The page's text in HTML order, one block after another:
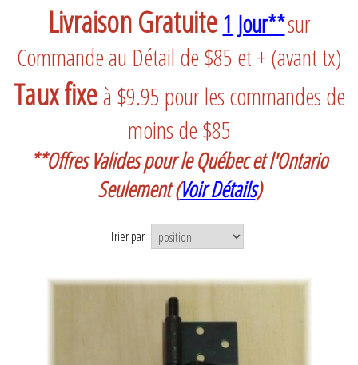
Livraison Gratuite 1 Jour**sur
Commande au Détail de $85 et + (avant tx)
Taux fixeà $9.95 pour les commandes de
moins de $85
**Offres Valides pour le Québec et l'Ontario
Seulement (Voir Détails)
Trier par